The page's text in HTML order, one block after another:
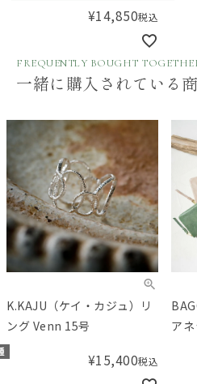
¥14,850税込
FREQUENTLY BOUGHT
一緒に購入されている
K.KAJU（ケイ・カジュ）リ
ング Venn 15号
¥15,400税込
ア